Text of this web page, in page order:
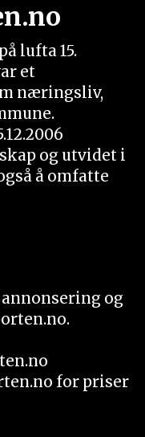
lufta 15.
et
næringsliv,
og utvidet i
å omfatte
og
for priser